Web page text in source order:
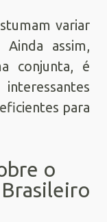
variar
assim,
conjunta, é
para
o